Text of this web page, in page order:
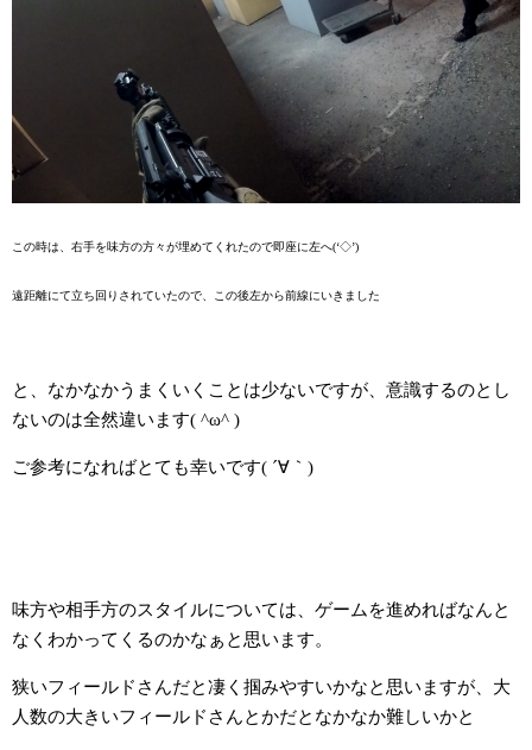
この時は、右手を味方の方々が埋めてくれたので即座に左へ(‘◇’)ゞ
遠距離にて立ち回りされていたので、この後左から前線にいきました
と、なかなかうまくいくことは少ないですが、意識するのとし
ないのは全然違います( ^ω^ )
ご参考になればとても幸いです( ´∀｀)
味方や相手方のスタイルについては、ゲームを進めればなんと
なくわかってくるのかなぁと思います。
狭いフィールドさんだと凄く掴みやすいかなと思いますが、大
人数の大きいフィールドさんとかだとなかなか難しいかと